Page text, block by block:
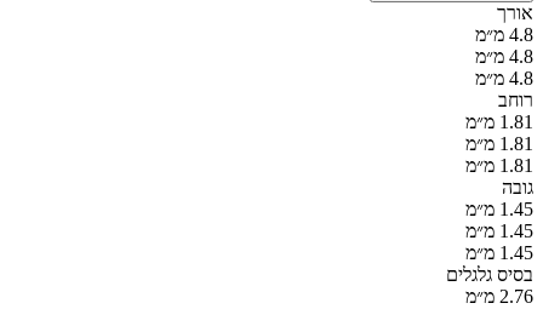
אורך
4.8 מ״מ
4.8 מ״מ
4.8 מ״מ
רוחב
1.81 מ״מ
1.81 מ״מ
1.81 מ״מ
גובה
1.45 מ״מ
1.45 מ״מ
1.45 מ״מ
בסיס גלגלים
2.76 מ״מ